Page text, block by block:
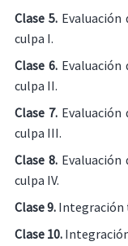
Clase 5.Evaluación
culpa I.
Clase 6. Evaluación
culpa II.
Clase 7. Evaluación
culpa III.
Clase 8. Evaluación
culpa IV.
Clase 9. Integración
Clase 10.